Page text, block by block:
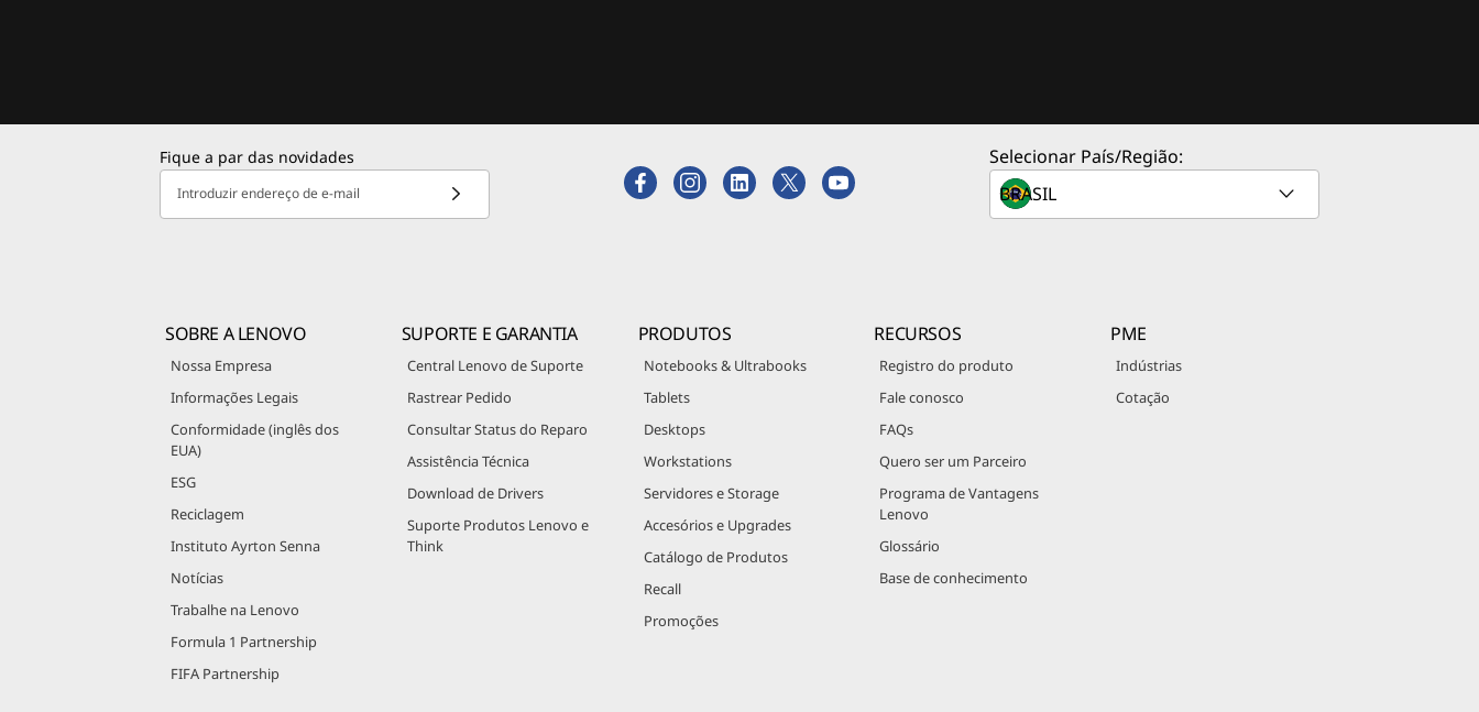
Fique a par das novidades
Introduzir endereço de e-mail
Selecionar País/Região:
SOBRE A LENOVO
Nossa Empresa
Informações Legais
Conformidade (inglês dos
EUA)
ESG
Reciclagem
Instituto Ayrton Senna
Notícias
Trabalhe na Lenovo
Formula 1 Partnership
FIFA Partnership
SUPORTE E GARANTIA
Central Lenovo de Suporte
Rastrear Pedido
Consultar Status do Reparo
Assistência Técnica
Download de Drivers
Suporte Produtos Lenovo e
Think
PRODUTOS
Notebooks & Ultrabooks
Tablets
Desktops
Workstations
Servidores e Storage
Accesórios e Upgrades
Catálogo de Produtos
Recall
Promoções
RECURSOS
Registro do produto
Fale conosco
FAQs
Quero ser um Parceiro
Programa de Vantagens
Lenovo
Glossário
Base de conhecimento
PME
Indústrias
Cotação